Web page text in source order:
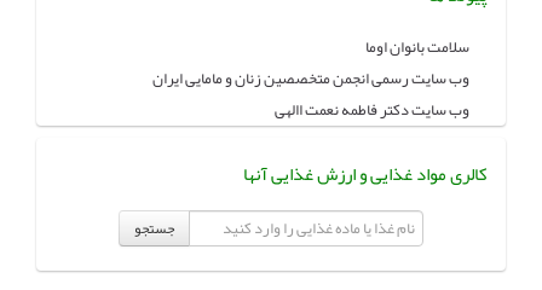
سلامت بانوان اوما
وب سایت رسمی انجمن متخصصین زنان و مامایی ایران
وب سایت دکتر فاطمه نعمت االهی
کالری مواد غذایی و ارزش غذایی آنها
جستجو